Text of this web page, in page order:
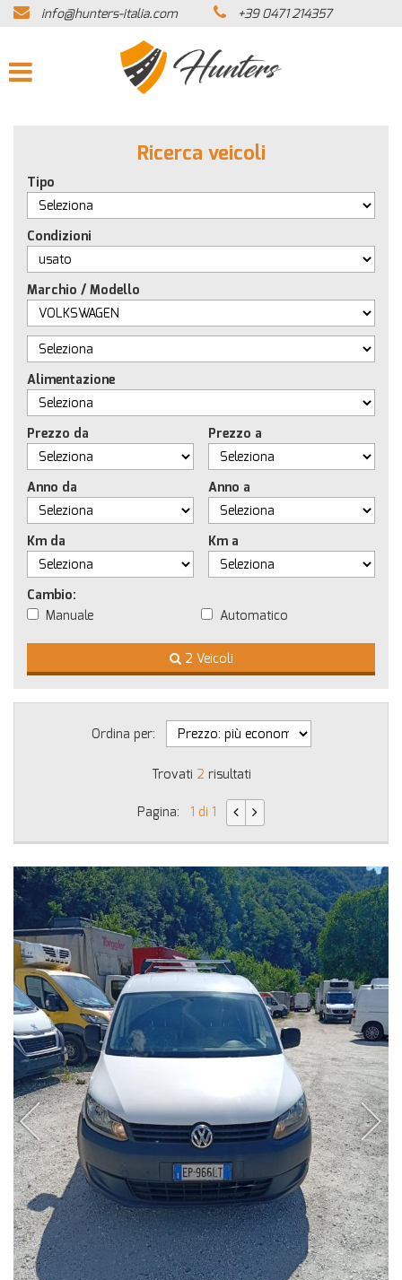
HOME
AZIENDA
ACQUISTIAMO USATO
ASSISTENZA
CONTATTI
NEWS
AREA COMMERCIANTI
info@hunters-italia.com +39 0471 214357
Ricerca veicoli
Tipo
Condizioni
Marchio / Modello
Alimentazione
Prezzo da Prezzo a
Anno da Anno a
Km da Km a
Cambio:
Manuale
Automatico
2 Veicoli
Ordina per:
Trovati 2 risultati
Pagina: 1 di 1